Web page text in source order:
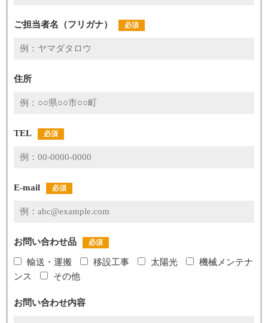
ご担当者名（フリガナ） 必須
住所
TEL 必須
E-mail 必須
お問い合わせ品 必須
輸送・運搬 移設工事 太陽光
機械メンテナ
ンス
その他
お問い合わせ内容